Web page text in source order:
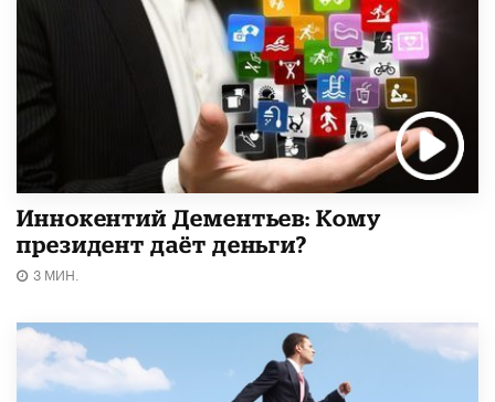
Иннокентий Дементьев: Кому
президент даёт деньги?
3 МИН.